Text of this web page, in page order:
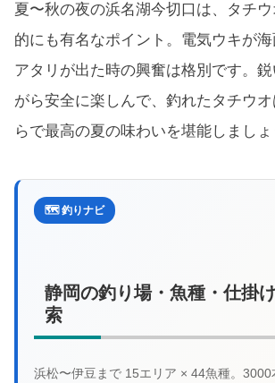
夏〜秋の夜の浜名湖今切口は、タチ
的にも有名なポイント。電気ウキが海
アタリが出た時の興奮は格別です。
がら安全に楽しんで、釣れたタチウ
らで最高の夏の味わいを堪能しましょ
🗺️ 釣りナビ
静岡の釣り場・魚種・仕掛
索